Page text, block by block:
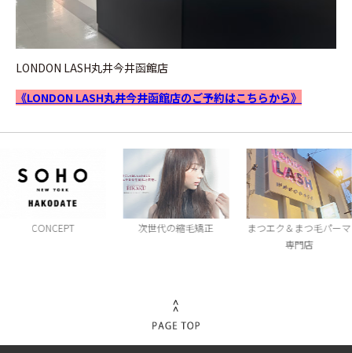
LONDON LASH丸井今井函館店
《LONDON LASH丸井今井函館店のご予約はこちらから》
次世代の縮毛矯正
まつエク＆まつ毛パーマ
成人式メニュー